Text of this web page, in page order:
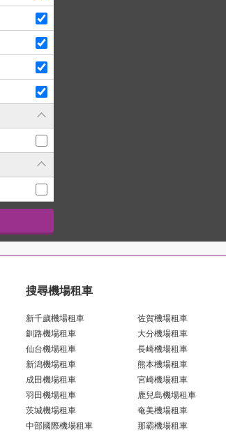
搜尋機場租車
新千歲機場租車
釧路機場租車
仙台機場租車
新潟機場租車
成田機場租車
羽田機場租車
茨城機場租車
中部國際機場租車
佐賀機場租車
大分機場租車
長崎機場租車
熊本機場租車
宮崎機場租車
鹿兒島機場租車
奄美機場租車
那霸機場租車